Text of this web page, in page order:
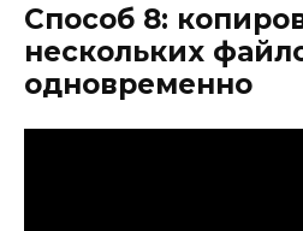
Способ 8:
нескольких
одновременно